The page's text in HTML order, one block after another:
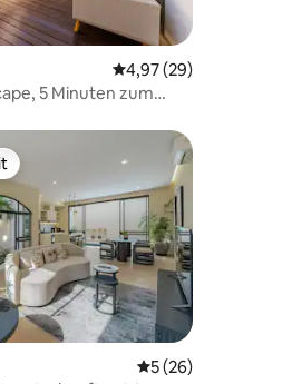
von 5, 42 Bewertungen
Durchschnittliche
4,97 (29)
5 Minuten zum
von 5, 11 Bewertungen
Durchschnittliche
5 (26)